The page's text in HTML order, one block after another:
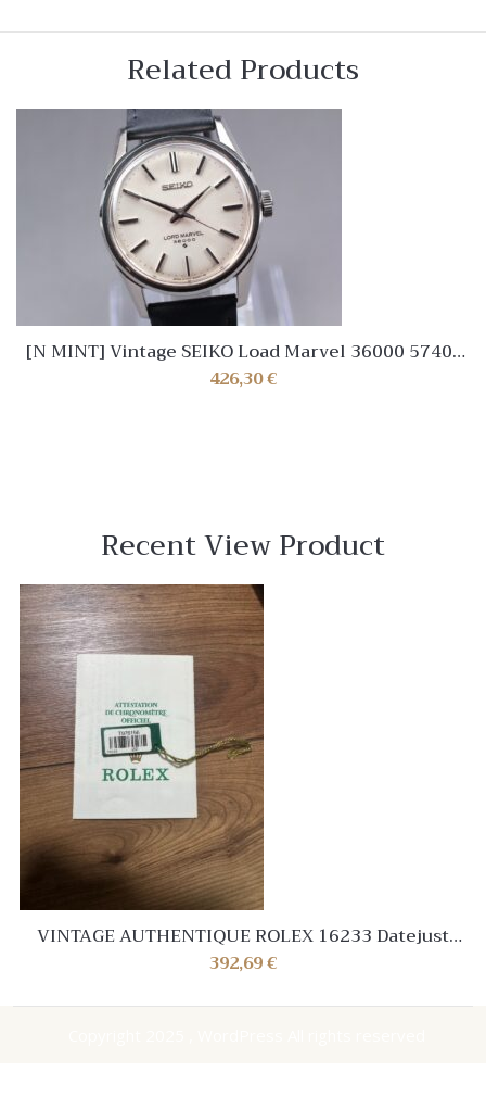
Related Products
[N MINT] Vintage SEIKO Load Marvel 36000 5740-
8000 Hand winding Mens watch Japan
426,30€
Recent View Product
VINTAGE AUTHENTIQUE ROLEX 16233 Datejust
Watch paper 110 T976156 1999’…
392,69€